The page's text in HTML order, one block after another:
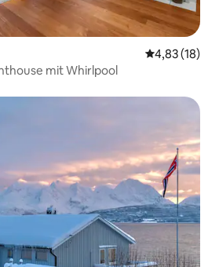
4,83 (18)
mit Whirlpool